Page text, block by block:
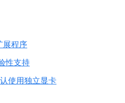
展程序
性支持
使用独立显卡